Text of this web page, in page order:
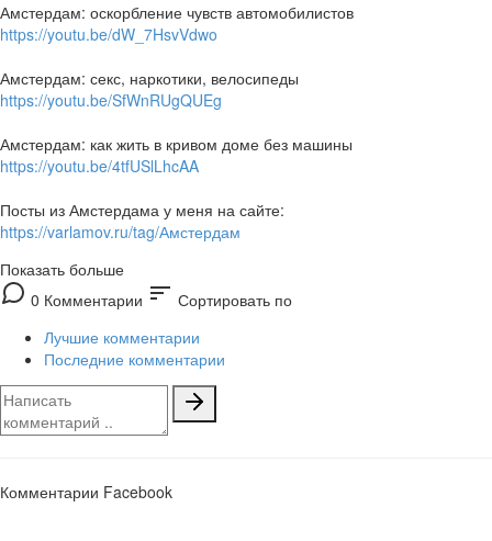
Амстердам: оскорбление чувств автомобилистов
https://youtu.be/dW_7HsvVdwo
Амстердам: секс, наркотики, велосипеды
https://youtu.be/SfWnRUgQUEg
Амстердам: как жить в кривом доме без машины
https://youtu.be/4tfUSlLhcAA
Посты из Амстердама у меня на сайте:
https://varlamov.ru/tag/Амстердам
Показать больше
0 Комментарии sort Сортировать по
Лучшие комментарии
Последние комментарии
Комментарии Facebook